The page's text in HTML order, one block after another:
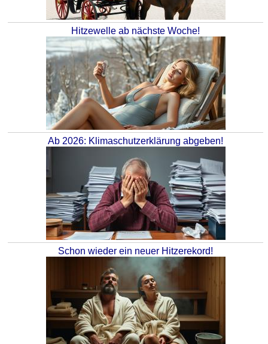
Hitzewelle ab nächste Woche!
Ab 2026: Klimaschutzerklärung abgeben!
Schon wieder ein neuer Hitzerekord!